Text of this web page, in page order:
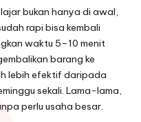
bukan hanya di awal,
rapi bisa kembali
waktu 5–10 menit
barang ke
lebih efektif daripada
sekali. Lama-lama,
perlu usaha besar.